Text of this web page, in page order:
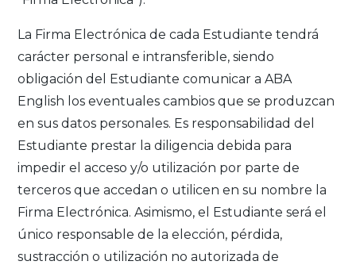
La Firma Electrónica de cada Estudiante tendrá
carácter personal e intransferible, siendo
obligación del Estudiante comunicar a ABA
English los eventuales cambios que se produzcan
en sus datos personales. Es responsabilidad del
Estudiante prestar la diligencia debida para
impedir el acceso y/o utilización por parte de
terceros que accedan o utilicen en su nombre la
Firma Electrónica. Asimismo, el Estudiante será el
único responsable de la elección, pérdida,
sustracción o utilización no autorizada de